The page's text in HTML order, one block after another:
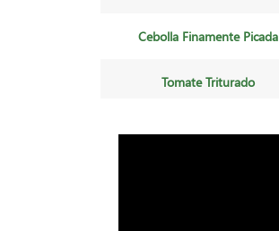
Cebolla Finamente Picada
Tomate Triturado